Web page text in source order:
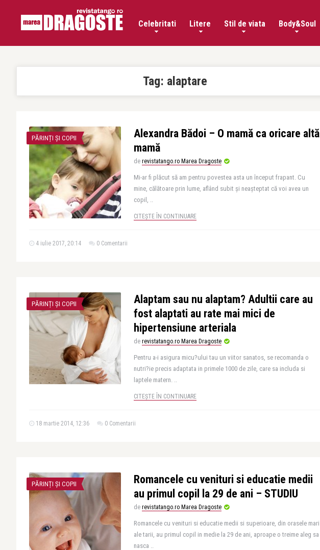
Celebritati Litere Stil de viata Body&Soul
Tag: alaptare
PĂRINȚI ȘI COPII
Alexandra Bădoi – O mamă ca oricare altă
mamă
de revistatango.ro Marea Dragoste
Mi-ar fi plăcut să am pentru povestea asta un început frapant. Cu
mine, călătoare prin lume, aflând subit şi neaşteptat că voi avea un
copil, ..
CITEȘTE ÎN CONTINUARE
4 iulie 2017, 20:14 0 Comentarii
PĂRINȚI ȘI COPII
Alaptam sau nu alaptam? Adultii care au
fost alaptati au rate mai mici de
hipertensiune arteriala
de revistatango.ro Marea Dragoste
Pentru a-i asigura micu?ului tau un viitor sanatos, se recomanda o
nutri?ie precis adaptata in primele 1000 de zile, care sa includa si
laptele matern. ..
CITEȘTE ÎN CONTINUARE
18 martie 2014, 12:36 0 Comentarii
PĂRINȚI ȘI COPII
Romancele cu venituri si educatie medii
au primul copil la 29 de ani – STUDIU
de revistatango.ro Marea Dragoste
Romancele cu venituri si educatie medii si superioare, din orasele mari
ale tarii, au primul copil in medie la 29 de ani, aproape o treime aleg sa
nasca ..